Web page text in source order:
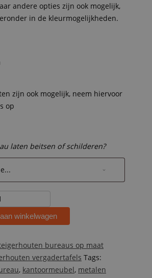
andere opties zijn ook mogelijk,
in de kleurmogelijkheden.
zijn ook mogelijk, neem hiervoor
op
laten beitsen of schilderen?
winkelwagen
bureaus op maat
vergadertafels Tags:
, kantoormeubel, metalen